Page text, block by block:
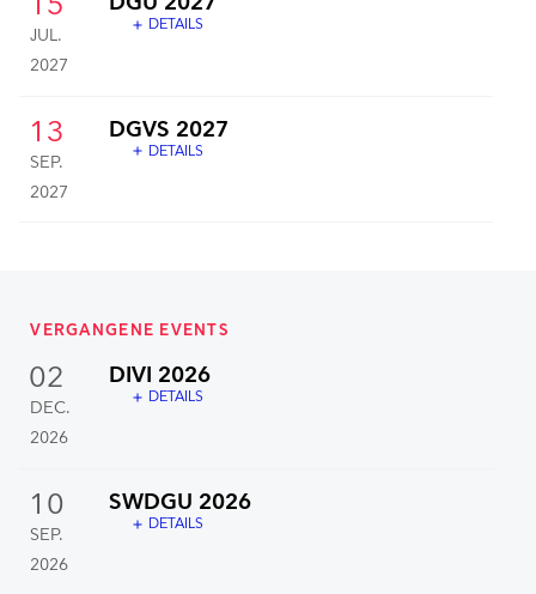
JUL.
2027
add DETAILS
13
SEP.
2027
DGVS 2027
add DETAILS
VERGANGENE EVENTS
02
DEC.
2026
DIVI 2026
add DETAILS
10
SEP.
2026
SWDGU 2026
add DETAILS